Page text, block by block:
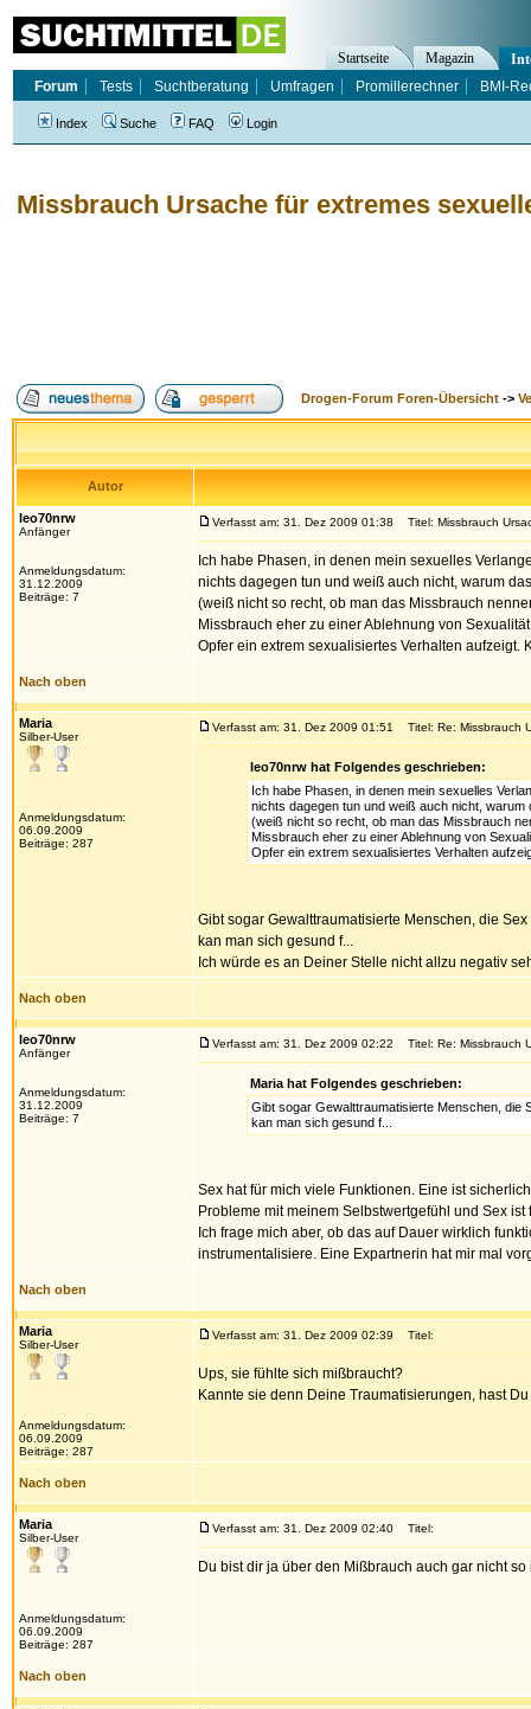
Missbrauch Ursache für extremes
Drogen-Forum Foren-Übersicht ->
Autor
leo70nrw
Anfänger
Anmeldungsdatum:
31.12.2009
Beiträge: 7
Verfasst am: 31. Dez 2009 01:38 Titel: Missbrauch
Ich habe Phasen, in denen mein sexuelles
nichts dagegen tun und weiß auch nicht, warum
(weiß nicht so recht, ob man das Missbrauch
Missbrauch eher zu einer Ablehnung von
Opfer ein extrem sexualisiertes Verhalten aufzeigt.
Nach oben
Maria
Silber-User
Anmeldungsdatum:
06.09.2009
Beiträge: 287
Verfasst am: 31. Dez 2009 01:51 Titel: Re: Missbrauch
leo70nrw hat Folgendes geschrieben:
Ich habe Phasen, in denen mein sexuelles
nichts dagegen tun und weiß auch nicht,
(weiß nicht so recht, ob man das Missbrauch
Missbrauch eher zu einer Ablehnung von
Opfer ein extrem sexualisiertes Verhalten
Gibt sogar Gewalttraumatisierte Menschen, die
kan man sich gesund f...
Ich würde es an Deiner Stelle nicht allzu negativ
Nach oben
leo70nrw
Anfänger
Anmeldungsdatum:
31.12.2009
Beiträge: 7
Verfasst am: 31. Dez 2009 02:22 Titel: Re: Missbrauch
Maria hat Folgendes geschrieben:
Gibt sogar Gewalttraumatisierte Menschen, die
kan man sich gesund f...
Sex hat für mich viele Funktionen. Eine ist
Probleme mit meinem Selbstwertgefühl und Sex
Ich frage mich aber, ob das auf Dauer wirklich
instrumentalisiere. Eine Expartnerin hat mir mal
Nach oben
Maria
Silber-User
Anmeldungsdatum:
06.09.2009
Beiträge: 287
Verfasst am: 31. Dez 2009 02:39 Titel:
Ups, sie fühlte sich mißbraucht?
Kannte sie denn Deine Traumatisierungen, hast
Nach oben
Maria
Silber-User
Anmeldungsdatum:
06.09.2009
Beiträge: 287
Verfasst am: 31. Dez 2009 02:40 Titel:
Du bist dir ja über den Mißbrauch auch gar nicht
Nach oben
Startseite Magazin
Forum
Tests Suchtberatung Umfragen Promillerechner BMI-
Index Suche FAQ Login